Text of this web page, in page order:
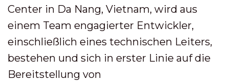
Center in Da Nang, Vietnam, wird aus
einem Team engagierter Entwickler,
einschließlich eines technischen Leiters,
bestehen und sich in erster Linie auf die
Bereitstellung von